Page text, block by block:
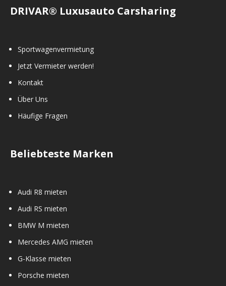
DRIVAR® Luxusauto Carsharing
Sportwagenvermietung
Jetzt Vermieter werden!
Kontakt
Über Uns
Häufige Fragen
Beliebteste Marken
Audi R8 mieten
Audi RS mieten
BMW M mieten
Mercedes AMG mieten
G-Klasse mieten
Porsche mieten